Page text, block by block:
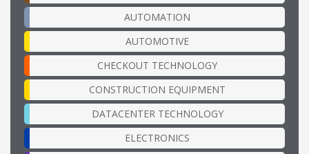
AUTOMATION
AUTOMOTIVE
CHECKOUT TECHNOLOGY
CONSTRUCTION EQUIPMENT
DATACENTER TECHNOLOGY
ELECTRONICS